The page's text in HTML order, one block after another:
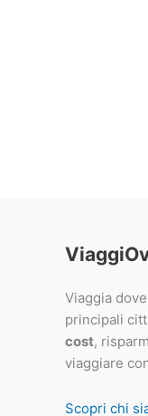
Viaggia
principali
cost,
viaggiare
Scopri chi